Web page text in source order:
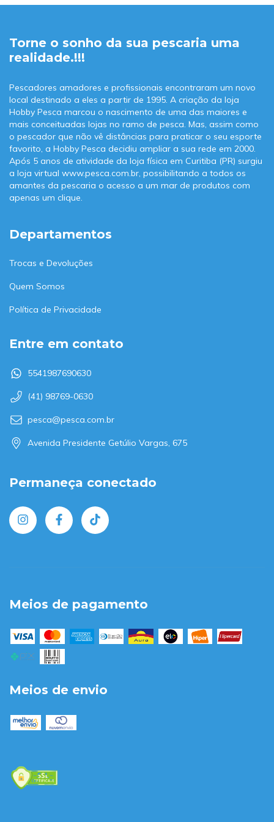
Torne o sonho da sua pescaria uma
realidade.!!!
Pescadores amadores e profissionais encontraram um novo
local destinado a eles a partir de 1995. A criação da loja
Hobby Pesca marcou o nascimento de uma das maiores e
mais conceituadas lojas no ramo de pesca. Mas, assim como
o pescador que não vê distâncias para praticar o seu esporte
favorito, a Hobby Pesca decidiu ampliar a sua rede em 2000.
Após 5 anos de atividade da loja física em Curitiba (PR) surgiu
a loja virtual www.pesca.com.br, possibilitando a todos os
amantes da pescaria o acesso a um mar de produtos com
apenas um clique.
Departamentos
Trocas e Devoluções
Quem Somos
Política de Privacidade
Entre em contato
5541987690630
(41) 98769-0630
pesca@pesca.com.br
Avenida Presidente Getúlio Vargas, 675
Permaneça conectado
Meios de pagamento
Meios de envio